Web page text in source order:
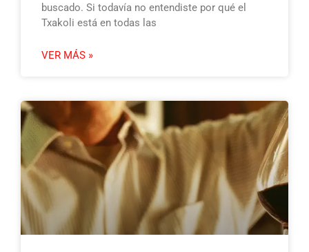
buscado. Si todavía no entendiste por qué el
Txakoli está en todas las
VER MÁS »